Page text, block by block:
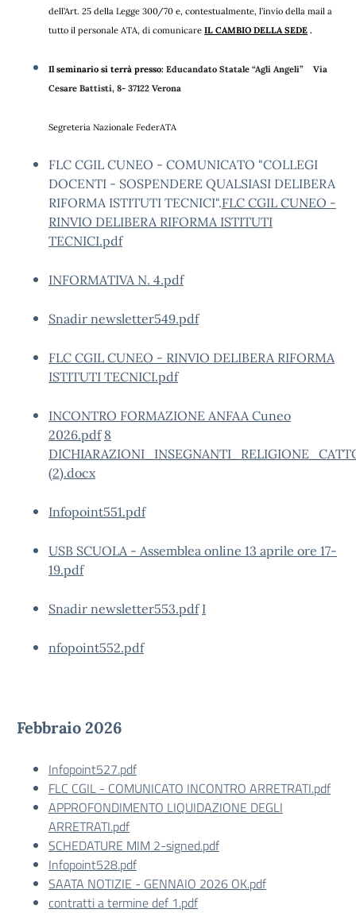
dell’Art. 25 della Legge 300/70 e, contestualmente, l’invio della mail a
tutto il personale ATA, di comunicare IL CAMBIO DELLA SEDE .
Il seminario si terrà presso: Educandato Statale “Agli Angeli” Via
Cesare Battisti, 8- 37122 Verona
Segreteria Nazionale FederATA
FLC CGIL CUNEO - COMUNICATO "COLLEGI
DOCENTI - SOSPENDERE QUALSIASI DELIBERA
RIFORMA ISTITUTI TECNICI".FLC CGIL CUNEO -
RINVIO DELIBERA RIFORMA ISTITUTI
TECNICI.pdf
INFORMATIVA N. 4.pdf
Snadir newsletter549.pdf
FLC CGIL CUNEO - RINVIO DELIBERA RIFORMA
ISTITUTI TECNICI.pdf
INCONTRO FORMAZIONE ANFAA Cuneo
2026.pdf 8
(2).docx
Infopoint551.pdf
USB SCUOLA - Assemblea online 13 aprile ore 17-
19.pdf
Snadir newsletter553.pdf I
nfopoint552.pdf
Febbraio 2026
Infopoint527.pdf
FLC CGIL - COMUNICATO INCONTRO ARRETRATI.pdf
APPROFONDIMENTO LIQUIDAZIONE DEGLI
ARRETRATI.pdf
SCHEDATURE MIM 2-signed.pdf
Infopoint528.pdf
SAATA NOTIZIE - GENNAIO 2026 OK.pdf
contratti a termine def 1.pdf